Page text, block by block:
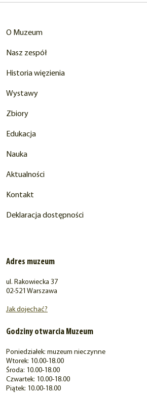
O Muzeum
Nasz zespół
Historia więzienia
Wystawy
Zbiory
Edukacja
Nauka
Aktualności
Kontakt
Deklaracja dostępności
Adres muzeum
ul. Rakowiecka 37
02-521 Warszawa
Jak dojechać?
Godziny otwarcia Muzeum
Poniedziałek: muzeum nieczynne
Wtorek: 10.00-18.00
Środa: 10.00-18.00
Czwartek: 10.00-18.00
Piątek: 10.00-18.00